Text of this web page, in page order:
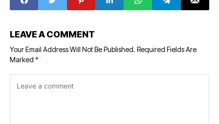
LEAVE A COMMENT
Your Email Address Will Not Be Published. Required Fields Are
Marked *